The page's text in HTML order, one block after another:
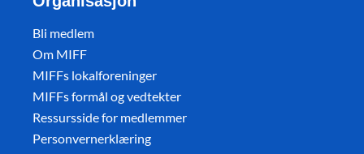
Bli medlem
Om MIFF
MIFFs lokalforeninger
MIFFs formål og vedtekter
Ressursside for medlemmer
Personvernerklæring